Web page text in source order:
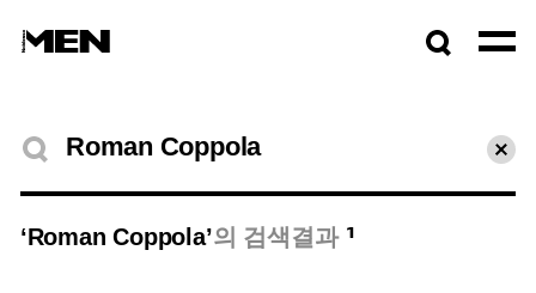
검색결과
초기
‘Roman Coppola’의 검색결과 1